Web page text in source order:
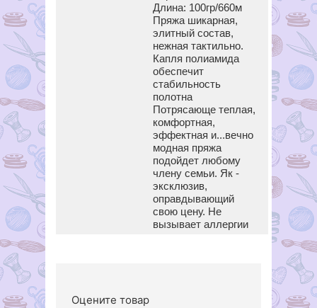
Длина: 100гр/660м
Пряжа шикарная,
элитный состав,
нежная тактильно.
Капля полиамида
обеспечит
стабильность
полотна
Потрясающе теплая,
комфортная,
эффектная и...вечно
модная пряжа
подойдет любому
члену семьи. Як -
эксклюзив,
оправдывающий
свою цену. Не
вызывает аллергии
Оцените товар